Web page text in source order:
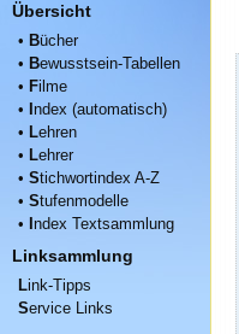
Übersicht
• Bücher
• Bewusstsein-Tabellen
• Filme
• ndex (automatisch)
• Lehren
• Lehrer
• Stichwortindex A-Z
• Stufenmodelle
• ndex Textsammlung
Linksammlung
Link-Tipps
Service Links